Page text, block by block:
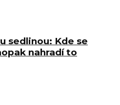
sedlinou: Kde se
nahradí to